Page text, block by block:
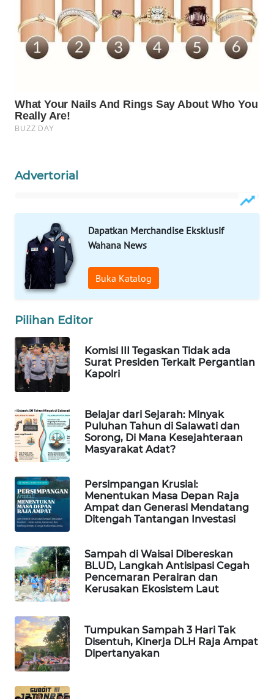
Advertorial
Dapatkan Merchandise Eksklusif
Wahana News
Buka Katalog
Pilihan Editor
Komisi III Tegaskan Tidak ada
Surat Presiden Terkait Pergantian
Kapolri
Belajar dari Sejarah: Minyak
Puluhan Tahun di Salawati dan
Sorong, Di Mana Kesejahteraan
Masyarakat Adat?
Persimpangan Krusial:
Menentukan Masa Depan Raja
Ampat dan Generasi Mendatang
Ditengah Tantangan Investasi
Sampah di Waisai Dibereskan
BLUD, Langkah Antisipasi Cegah
Pencemaran Perairan dan
Kerusakan Ekosistem Laut
Tumpukan Sampah 3 Hari Tak
Disentuh, Kinerja DLH Raja Ampat
Dipertanyakan
WN
PRIANGAN
TIMUR
WN
SOLO
BOROBUDUR
WN
MADURA
WN
SURABAYA
WN
NATUNA
WN
BINTAN
WN
WN
LIKUPANG
WN
LABUANBAJO
WN
Wahana
Media
Group
WAHANA
NEWS
WAHANA